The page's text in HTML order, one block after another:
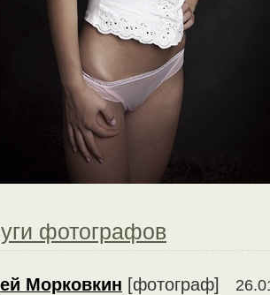
фотографов
Морковкин [фотограф]